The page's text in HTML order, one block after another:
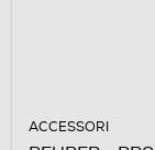
ACCESSORI